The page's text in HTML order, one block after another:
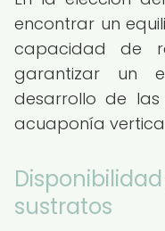
encontrar un
capacidad de
garantizar un
desarrollo de
acuaponía
sustratos